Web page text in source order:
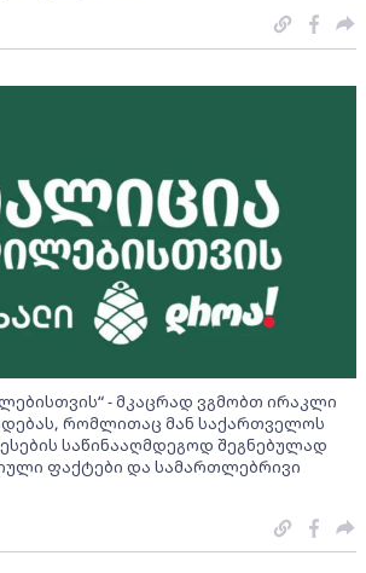
- მკაცრად ვგმობთ ირაკლი
რომლითაც მან საქართველოს
საწინააღმდეგოდ შეგნებულად
ფაქტები და სამართლებრივი